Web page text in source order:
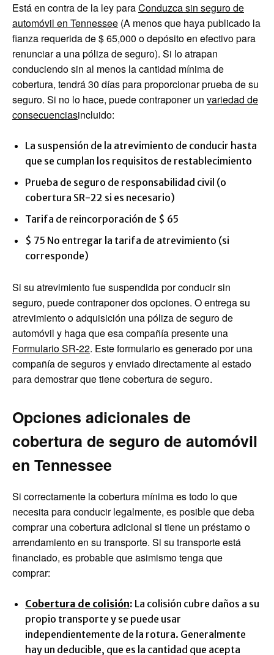
Está en contra de la ley paraConduzca sin seguro de
automóvil en Tennessee (A menos que haya publicado la
fianza requerida de $ 65,000 o depósito en efectivo para
renunciar a una póliza de seguro). Si lo atrapan
conduciendo sin al menos la cantidad mínima de
cobertura, tendrá 30 días para proporcionar prueba de su
seguro. Si no lo hace, puede contraponer un variedad de
consecuenciasincluido:
La suspensión de la atrevimiento de conducir hasta
que se cumplan los requisitos de restablecimiento
Prueba de seguro de responsabilidad civil (o
cobertura SR-22 si es necesario)
Tarifa de reincorporación de $ 65
$ 75 No entregar la tarifa de atrevimiento (si
corresponde)
Si su atrevimiento fue suspendida por conducir sin
seguro, puede contraponer dos opciones. O entrega su
atrevimiento o adquisición una póliza de seguro de
automóvil y haga que esa compañía presente una
Formulario SR-22. Este formulario es generado por una
compañía de seguros y enviado directamente al estado
para demostrar que tiene cobertura de seguro.
Opciones adicionales de
cobertura de seguro de automóvil
en Tennessee
Si correctamente la cobertura mínima es todo lo que
necesita para conducir legalmente, es posible que deba
comprar una cobertura adicional si tiene un préstamo o
arrendamiento en su transporte. Si su transporte está
financiado, es probable que asimismo tenga que
comprar:
Cobertura de colisión: La colisión cubre daños a su
propio transporte y se puede usar
independientemente de la rotura. Generalmente
hay un deducible, que es la cantidad que acepta